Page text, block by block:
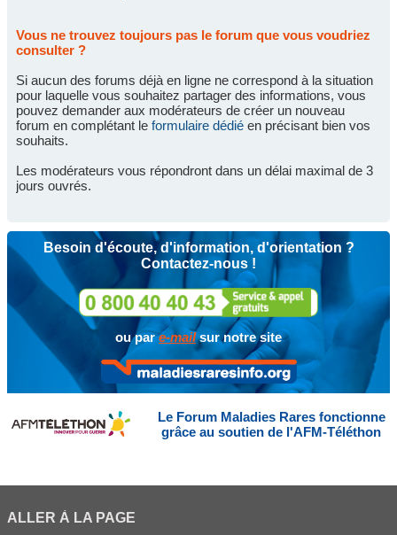
Vous ne trouvez toujours pas le forum que vous voudriez
consulter ?
Si aucun des forums déjà en ligne ne correspond à la situation
pour laquelle vous souhaitez partager des informations, vous
pouvez demander aux modérateurs de créer un nouveau
forum en complétant le formulaire dédié en précisant bien vos
souhaits.
Les modérateurs vous répondront dans un délai maximal de 3
jours ouvrés.
Besoin d'écoute, d'information, d'orientation ?
Contactez-nous !
ou pare-mailsur notre site
Le Forum Maladies Rares fonctionne
grâce au soutien de l'AFM-Téléthon
ALLER À LA PAGE